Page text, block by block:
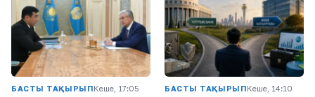
БАСТЫ ТАҚЫРЫПКеше, 17:05 БАСТЫ ТАҚЫРЫПКеше, 14:10